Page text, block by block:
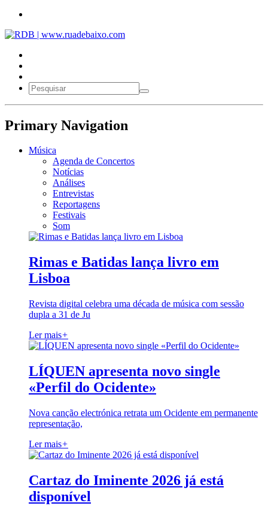
Primary Navigation
Música
Agenda de Concertos
Notícias
Análises
Entrevistas
Reportagens
Festivais
Som
Rimas e Batidas lança livro em
Lisboa
Revista digital celebra uma década de música com sessão
dupla a 31 de Ju
Ler mais+
LÍQUEN apresenta novo single
«Perfil do Ocidente»
Nova canção electrónica retrata um Ocidente em permanente
representação,
Ler mais+
Cartaz do Iminente 2026 já está
disponível